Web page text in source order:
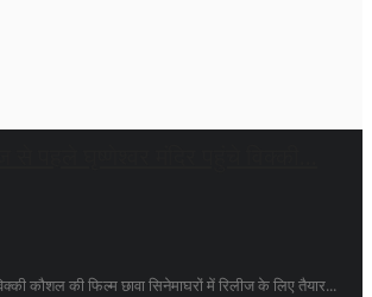
कौशल की फिल्म छावा सिनेमाघरों में रिलीज के लिए तैयार...